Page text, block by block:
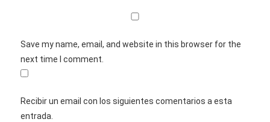
Save my name, email, and website in this browser for the
next time I comment.
Recibir un email con los siguientes comentarios a esta
entrada.